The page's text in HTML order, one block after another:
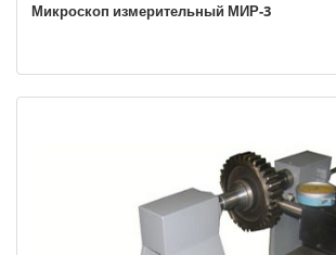
Микроскоп измерительный МИР-3